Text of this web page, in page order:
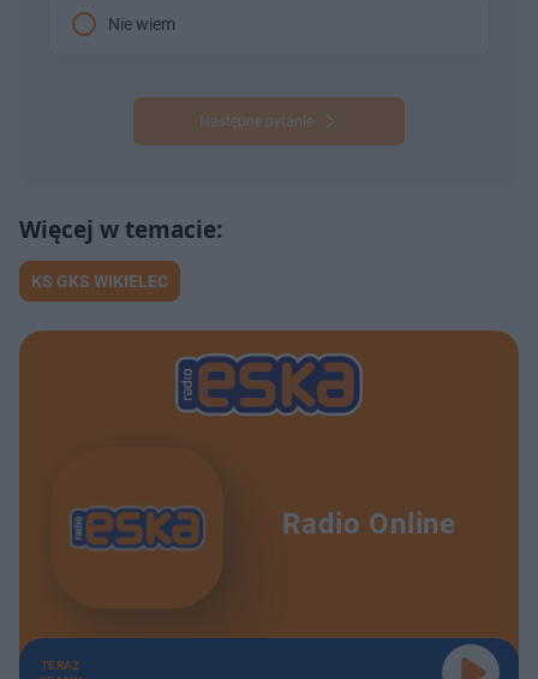
Nie wiem
Następne pytanie
KS GKS WIKIELEC
Radio Online
TERAZ